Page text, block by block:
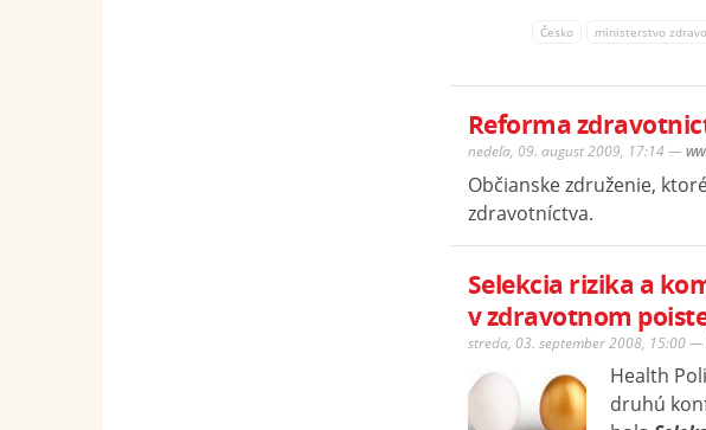
Česko ministerstvo
Reforma
nedeľa, 09. august 2009, 17:14 —
Občianske združenie,
zdravotníctva.
Selekcia rizika a
v zdravotnom
streda, 03. september 2008, 15:00 —
Health
druhú